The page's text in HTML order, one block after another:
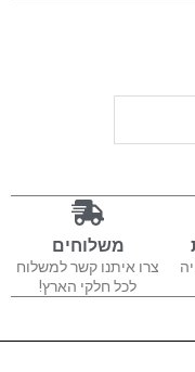
משלוחים
צרו איתנו קשר למשלוח
לכל חלקי הארץ!